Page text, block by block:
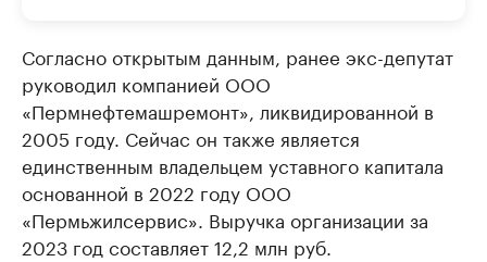
Согласно открытым данным, ранее экс-депутат
руководил компанией ООО
«Пермнефтемашремонт», ликвидированной в
2005 году. Сейчас он также является
единственным владельцем уставного капитала
основанной в 2022 году ООО
«Пермьжилсервис». Выручка организации за
2023 год составляет 12,2 млн руб.